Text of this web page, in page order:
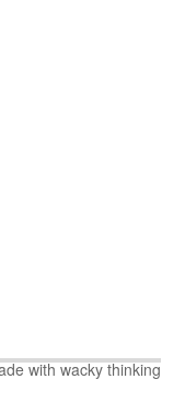
with wacky thinking